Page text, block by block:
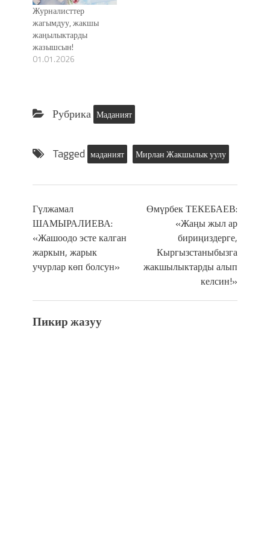
Журналисттер
жагымдуу, жакшы
жаңылыктарды
жазышсын!
01.01.2026
Рубрика Маданият
Tagged маданият Мирлан Жакшылык уулу
Гүлжамал
ШАМЫРАЛИЕВА:
«Жашоодо эсте калган
жаркын, жарык
учурлар көп болсун»
Өмүрбек ТЕКЕБАЕВ:
«Жаңы жыл ар
бириңиздерге,
Кыргызстаныбызга
жакшылыктарды алып
келсин!»
Пикир жазуу